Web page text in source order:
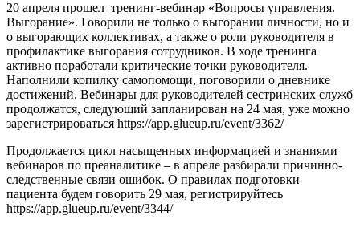
20 апреля прошел тренинг-вебинар «Вопросы управления.
Выгорание». Говорили не только о выгорании личности, но и
о выгорающих коллективах, а также о роли руководителя в
профилактике выгорания сотрудников. В ходе тренинга
активно поработали критические точки руководителя.
Наполнили копилку самопомощи, поговорили о дневнике
достижений. Вебинары для руководителей сестринских служб
продолжатся, следующий запланирован на 24 мая, уже можно
зарегистрироваться https://app.glueup.ru/event/3362/
Продолжается цикл насыщенных информацией и знаниями
вебинаров по преаналитике – в апреле разбирали причинно-
следственные связи ошибок. О правилах подготовки
пациента будем говорить 29 мая, регистрируйтесь
https://app.glueup.ru/event/3344/